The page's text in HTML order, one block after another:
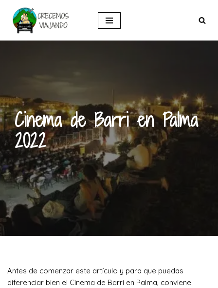
Saltar
Cinema de Barri en Palma
2022
Antes de comenzar este artículo y para que puedas
diferenciar bien el Cinema de Barri en Palma, conviene